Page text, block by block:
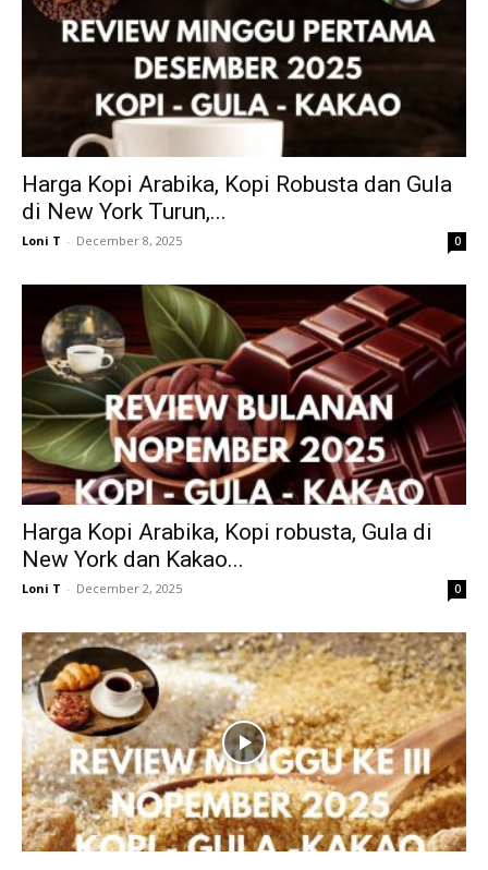
Harga Kopi Arabika, Kopi Robusta dan Gula
di New York Turun,...
Loni T - December 8, 2025 0
Harga Kopi Arabika, Kopi robusta, Gula di
New York dan Kakao...
Loni T - December 2, 2025 0